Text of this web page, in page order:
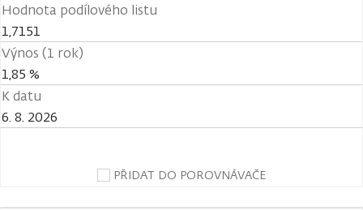
Hodnota podílového listu
1,7151
Výnos (1 rok)
1,85 %
K datu
6. 8. 2026
PŘIDAT DO POROVNÁVAČE